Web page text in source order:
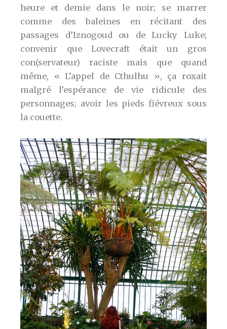
heure et demie dans le noir; se marrer
comme des baleines en récitant des
passages d’Iznogoud ou de Lucky Luke;
convenir que Lovecraft était un gros
con(servateur) raciste mais que quand
même, « L’appel de Cthulhu », ça roxait
malgré l’espérance de vie ridicule des
personnages; avoir les pieds fiévreux sous
la couette.